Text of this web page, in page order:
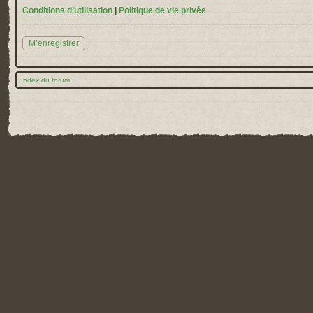
Conditions d’utilisation Politique de vie privée
M’enregistrer
Index du forum